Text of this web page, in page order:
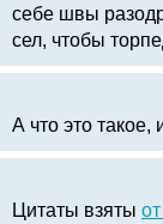
себе швы
сел, чтобы
А что это такое,
Цитаты взяты